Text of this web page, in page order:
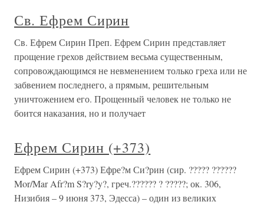
Св. Ефрем Сирин
Св. Ефрем Сирин Преп. Ефрем Сирин представляет
прощение грехов действием весьма существенным,
сопровождающимся не невменением только греха или не
забвением последнего, а прямым, решительным
уничтожением его. Прощенный человек не только не
боится наказания, но и получает
Ефрем Сирин (+373)
Ефрем Сирин (+373) Ефре?м Си?рин (сир. ????? ??????
Mor/Mar Afr?m S?ry?y?, греч.?????? ? ?????; ок. 306,
Низибия – 9 июня 373, Эдесса) – один из великих